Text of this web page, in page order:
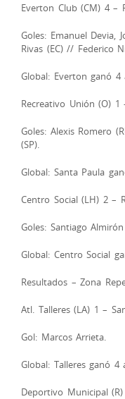
Everton Club (CM) 4 –
Goles: Emanuel Devia,
Rivas (EC) // Federico
Global: Everton ganó 4
Recreativo Unión (O) 1
Goles: Alexis Romero
(SP).
Global: Santa Paula
Centro Social (LH) 2 –
Goles: Santiago
Global: Centro Social
Resultados – Zona
Atl. Talleres (LA) 1 –
Gol: Marcos Arrieta.
Global: Talleres ganó 4
Deportivo Municipal